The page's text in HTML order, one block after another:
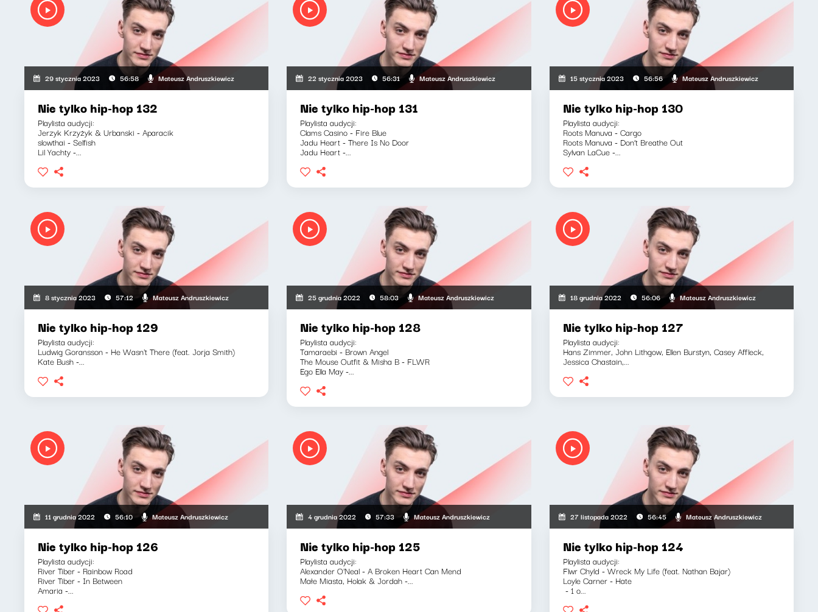
29 stycznia 2023 56:58 Mateusz Andruszkiewicz
Nie tylko hip-hop 132
Playlista audycji:
Jerzyk Krzyżyk & Urbanski - Aparacik
slowthai - Selfish
Lil Yachty -...
22 stycznia 2023 56:31 Mateusz Andruszkiewicz
Nie tylko hip-hop 131
Playlista audycji:
Clams Casino - Fire Blue
Jadu Heart - There Is No Door
Jadu Heart -...
15 stycznia 2023 56:56 Mateusz Andruszkiewicz
Nie tylko hip-hop 130
Playlista audycji:
Roots Manuva - Cargo
Roots Manuva - Don’t Breathe Out
Sylvan LaCue -...
8 stycznia 2023 57:12 Mateusz Andruszkiewicz
Nie tylko hip-hop 129
Playlista audycji:
Ludwig Goransson - He Wasn't There (feat. Jorja Smith)
Kate Bush -...
25 grudnia 2022 58:03 Mateusz Andruszkiewicz
Nie tylko hip-hop 128
Playlista audycji:
Tamaraebi - Brown Angel
The Mouse Outfit & Misha B - FLWR
Ego Ella May -...
18 grudnia 2022 56:06 Mateusz Andruszkiewicz
Nie tylko hip-hop 127
Playlista audycji:
Hans Zimmer, John Lithgow, Ellen Burstyn, Casey Affleck,
Jessica Chastain,...
11 grudnia 2022 56:10 Mateusz Andruszkiewicz
Nie tylko hip-hop 126
Playlista audycji:
River Tiber - Rainbow Road
River Tiber - In Between
Amaria -...
4 grudnia 2022 57:33 Mateusz Andruszkiewicz
Nie tylko hip-hop 125
Playlista audycji:
Alexander O'Neal - A Broken Heart Can Mend
Małe Miasta, Holak & Jordah -...
27 listopada 2022 56:45 Mateusz Andruszkiewicz
Nie tylko hip-hop 124
Playlista audycji:
Flwr Chyld - Wreck My Life (feat. Nathan Bajar)
Loyle Carner - Hate
- 1 o...